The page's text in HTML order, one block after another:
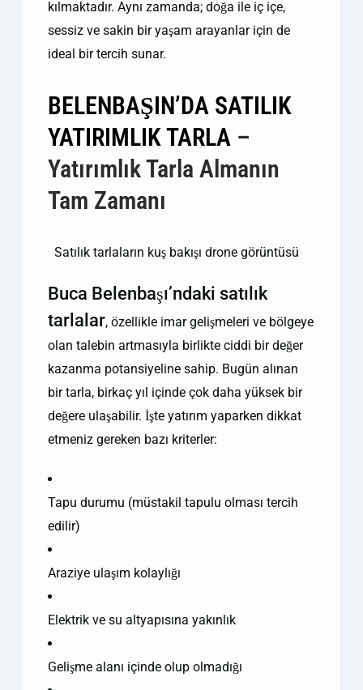
kılmaktadır. Aynı zamanda; doğa ile iç içe,
sessiz ve sakin bir yaşam arayanlar için de
ideal bir tercih sunar.
BELENBAŞIN’DA SATILIK
YATIRIMLIK TARLA –
Yatırımlık Tarla Almanın
Tam Zamanı
Satılık tarlaların kuş bakışı drone görüntüsü
Buca Belenbaşı’ndaki satılık
tarlalar, özellikle imar gelişmeleri ve bölgeye
olan talebin artmasıyla birlikte ciddi bir değer
kazanma potansiyeline sahip. Bugün alınan
bir tarla, birkaç yıl içinde çok daha yüksek bir
değere ulaşabilir. İşte yatırım yaparken dikkat
etmeniz gereken bazı kriterler:
Tapu durumu (müstakil tapulu olması tercih
edilir)
Araziye ulaşım kolaylığı
Elektrik ve su altyapısına yakınlık
Gelişme alanı içinde olup olmadığı